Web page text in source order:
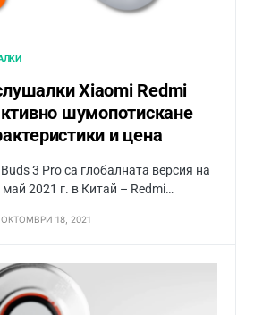
Xiaomi Redmi
шумопотискане
и цена
3 Pro са глобалната версия на
май 2021 г. в Китай – Redmi…
ОКТОМВРИ 18, 2021